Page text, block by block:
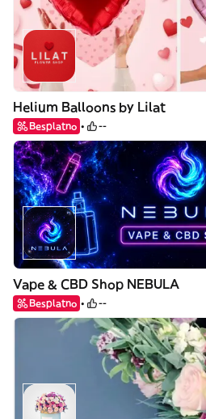
Helium Balloons by Lilat
Besplatno --
Vape & CBD Shop NEBULA
Besplatno --